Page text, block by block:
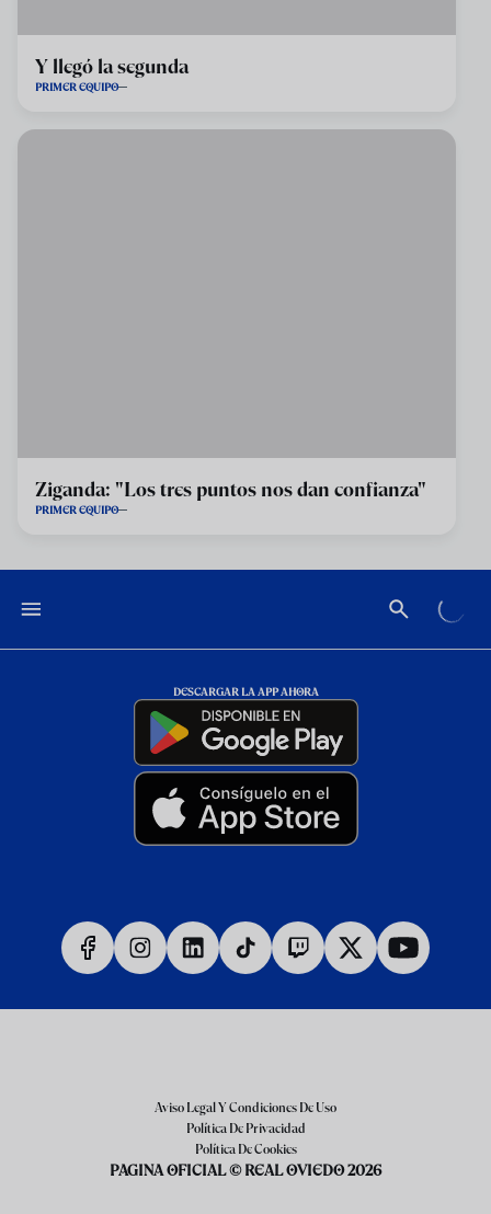
Y llegó la segunda
PRIMER EQUIPO
Ziganda: "Los tres puntos nos dan confianza"
PRIMER EQUIPO
DESCARGAR LA APP AHORA
Aviso Legal Y Condiciones De Uso
Política De Privacidad
Política De Cookies
PAGINA OFICIAL © REAL OVIEDO 2026